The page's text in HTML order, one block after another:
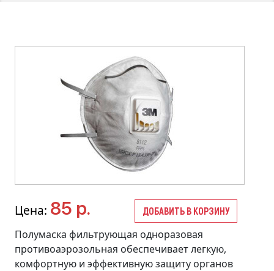
Цена: 85 р. ДОБАВИТЬ В КОРЗИНУ
Полумаска фильтрующая одноразовая
противоаэрозольная обеспечивает легкую,
комфортную и эффективную защиту органов